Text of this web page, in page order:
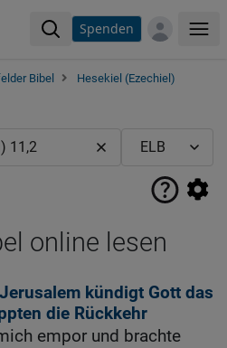
Spenden
Bibel
Hesekiel (Ezechiel)
online lesen
kündigt Gott das
die Rückkehr
empor und brachte